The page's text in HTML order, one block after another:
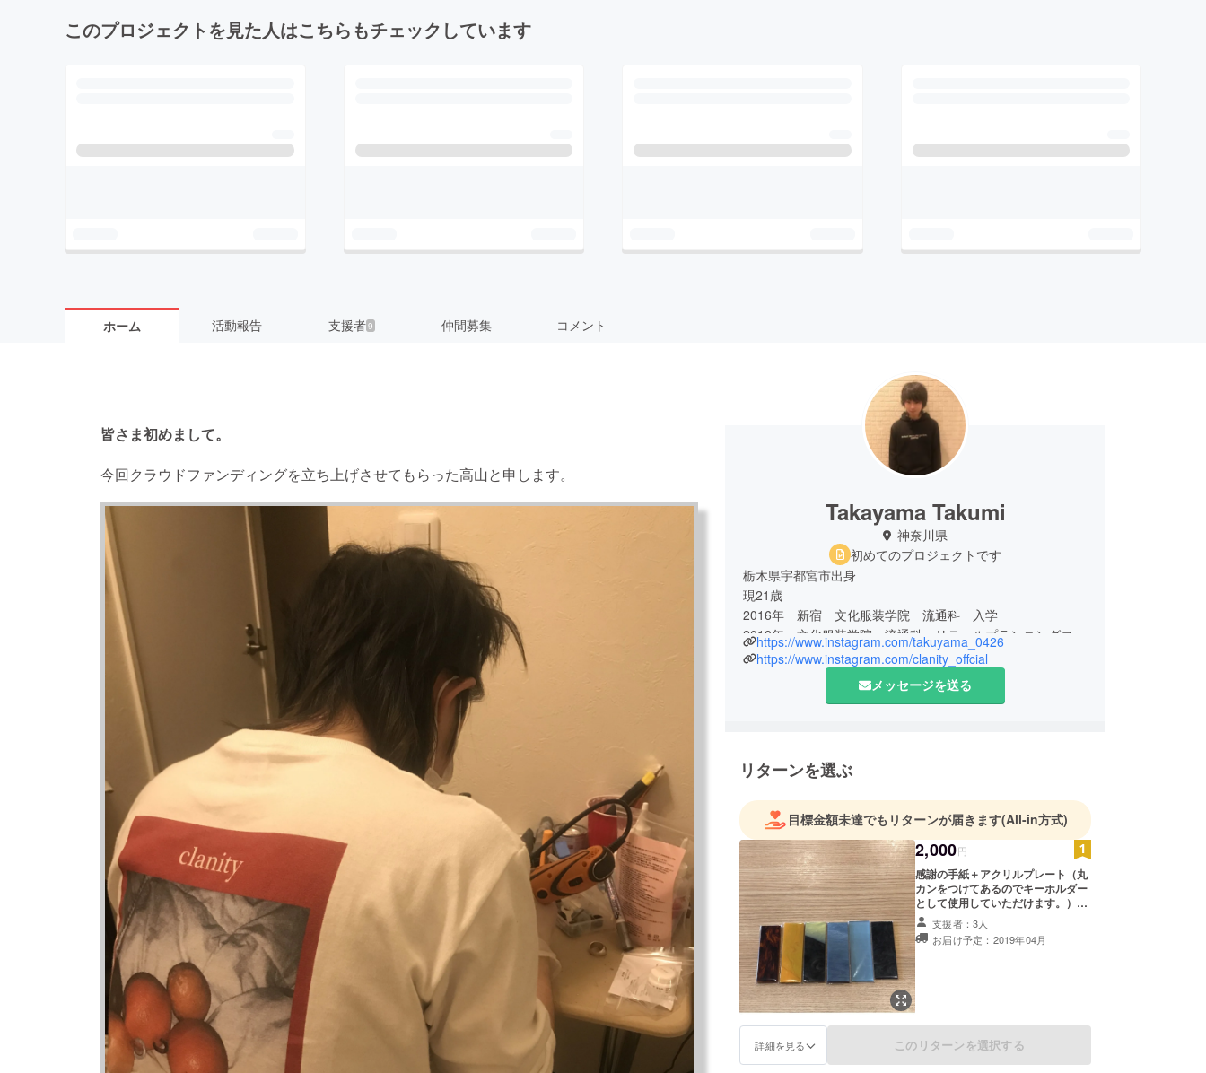
このプロジェクトを見た人はこちらもチェックしています
ホーム 活動報告 支援者9 仲間募集 コメント
皆さま初めまして。
今回クラウドファンディングを立ち上げさせてもらった高山と申します。
Takayama Takumi
神奈川県
初めてのプロジェクトです
栃木県宇都宮市出身
現21歳
2016年 新宿 文化服装学院 流通科 入学
2018年 文化服装学院 流通科 リテールプランニングコー
ス 卒業
卒業後 アクリル素材の魅力にはまりアクリルピアスを制作
ブランド [clanity]を立ち上げる。
https://www.instagram.com/takuyama_0426
https://www.instagram.com/clanity_offcial
メッセージを送る
リターンを選ぶ
目標金額未達でもリターンが届きます(All-in方式)
2,000円
感謝の手紙＋アクリルプレート（丸
カンをつけてあるのでキーホルダー
として使用していただけます。）
アクリル素材独特のデザインや色の
良さ手にとって感じてください！ ※
色やデザインはランダムとさせてい
支援者：3人
お届け予定：2019年04月
詳細を見る このリターンを選択する